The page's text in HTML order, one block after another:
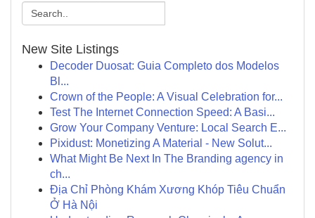
New Site Listings
Decoder Duosat: Guia Completo dos Modelos
Bl...
Crown of the People: A Visual Celebration for...
Test The Internet Connection Speed: A Basi...
Grow Your Company Venture: Local Search E...
Pixidust: Monetizing A Material - New Solut...
What Might Be Next In The Branding agency in
ch...
Địa Chỉ Phòng Khám Xương Khóp Tiêu Chuẩn
Ở Hà Nội